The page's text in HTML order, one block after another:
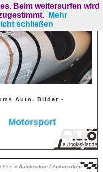
Auto, Bilder -
Motorsport
hier: » Autolexikon / Automarken
Beim weitersurfen wird
Mehr
schließen